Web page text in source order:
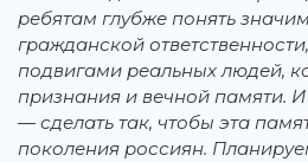
ребятам глубже понять
гражданской
подвигами реальных людей,
признания и вечной памяти.
— сделать так, чтобы эта
поколения россиян.